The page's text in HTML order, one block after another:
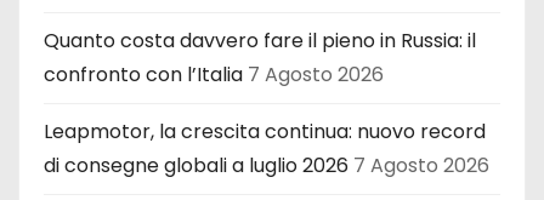
Quanto costa davvero fare il pieno in Russia: il
confronto con l’Italia 7 Agosto 2026
Leapmotor, la crescita continua: nuovo record
di consegne globali a luglio 2026 7 Agosto 2026